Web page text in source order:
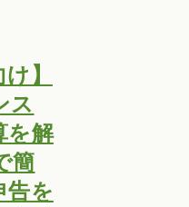
】
ス
を解
簡
告を